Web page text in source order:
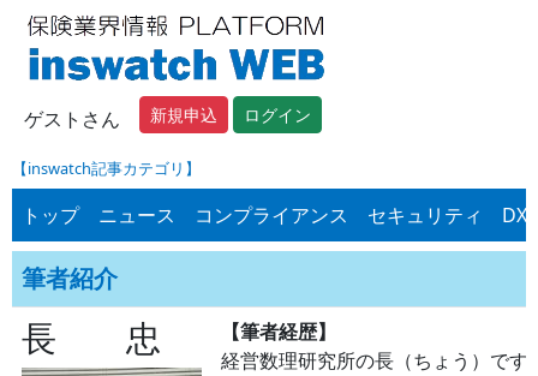
ゲストさん 新規申込 ログイン
【inswatch記事カテゴリ】
トップ ニュース コンプライアンス セキュリティ DX
筆者紹介
長 忠
【筆者経歴】
経営数理研究所の長（ちょう）です